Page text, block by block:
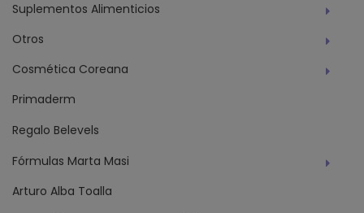
Suplementos Alimenticios
Otros
Cosmética Coreana
Primaderm
Regalo Belevels
Fórmulas Marta Masi
Arturo Alba Toalla